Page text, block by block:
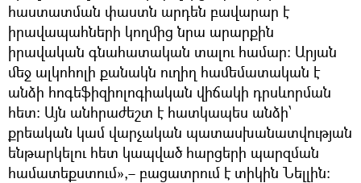
հաստատման փաստն արդեն բավարար է
իրավապահների կողմից նրա արարքին
իրավական գնահատական տալու համար։ Արյան
մեջ ալկոհոլի քանակն ուղիղ համեմատական է
անձի հոգեֆիզիոլոգիական վիճակի դրսևորման
հետ։ Այն անհրաժեշտ է հատկապես անձի՝
քրեական կամ վարչական պատասխանատվության
ենթարկելու հետ կապված հարցերի պարզման
համատեքստում»,– բացատրում է տիկին Նելլին։